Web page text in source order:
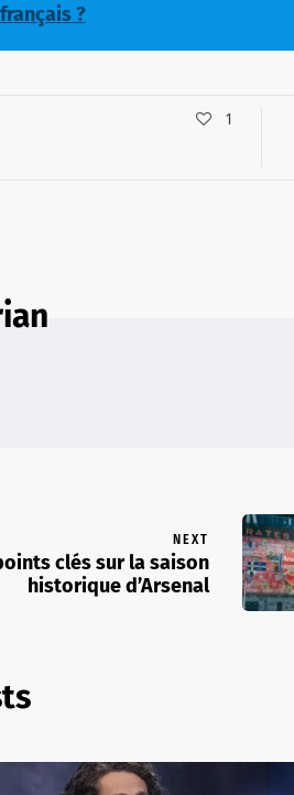
?
1
NEXT
clés sur la saison
historique d’Arsenal